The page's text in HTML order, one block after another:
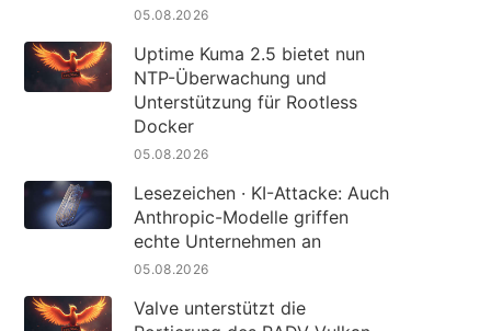
05.08.2026
Uptime Kuma 2.5 bietet nun
NTP-Überwachung und
Unterstützung für Rootless
Docker
05.08.2026
Lesezeichen · KI-Attacke: Auch
Anthropic-Modelle griffen
echte Unternehmen an
05.08.2026
Valve unterstützt die